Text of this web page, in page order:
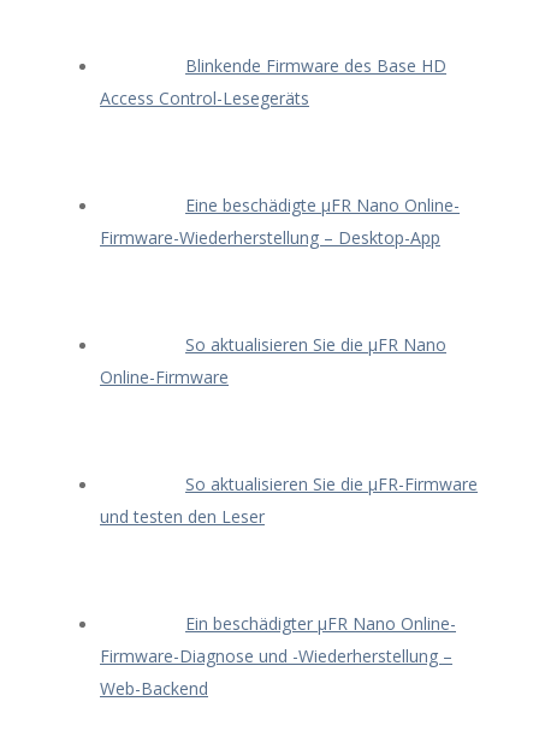
Blinkende Firmware des Base HD
Access Control-Lesegeräts
Eine beschädigte μFR Nano Online-
Firmware-Wiederherstellung – Desktop-App
So aktualisieren Sie die μFR Nano
Online-Firmware
So aktualisieren Sie die μFR-Firmware
und testen den Leser
Ein beschädigter μFR Nano Online-
Firmware-Diagnose und -Wiederherstellung –
Web-Backend